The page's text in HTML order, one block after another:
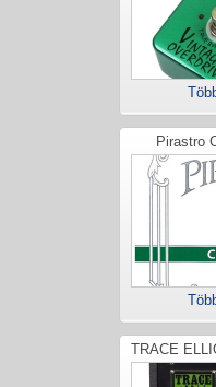
Pirastro
TRACE